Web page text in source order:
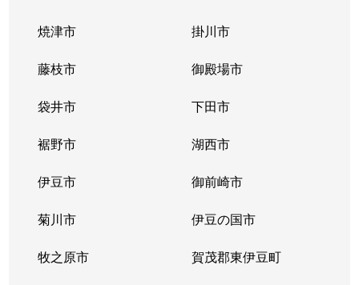
焼津市 掛川市
藤枝市 御殿場市
袋井市 下田市
裾野市 湖西市
伊豆市 御前崎市
菊川市 伊豆の国市
牧之原市 賀茂郡東伊豆町